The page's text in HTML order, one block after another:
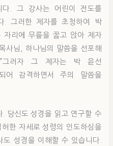
다. 그 강사는 어린이 전도를
. 그러한 제자를 초청하여 박
자리에 무릎을 꿇고 앉아 제자
사님, 하나님의 말씀을 선포해
그러자 그 제자는 박 윤선
어 감격하면서 주의 말씀을
당신도 성경을 읽고 연구할 수
한 자세로 성령의 인도하심을
성경을 이해할 수 있습니다.